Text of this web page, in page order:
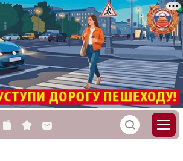
n s M S